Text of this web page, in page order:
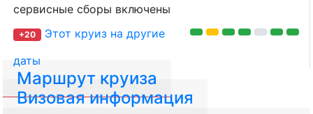
сервисные сборы включены
+20
Этот круиз на другие
даты
Маршрут круиза
Визовая информация